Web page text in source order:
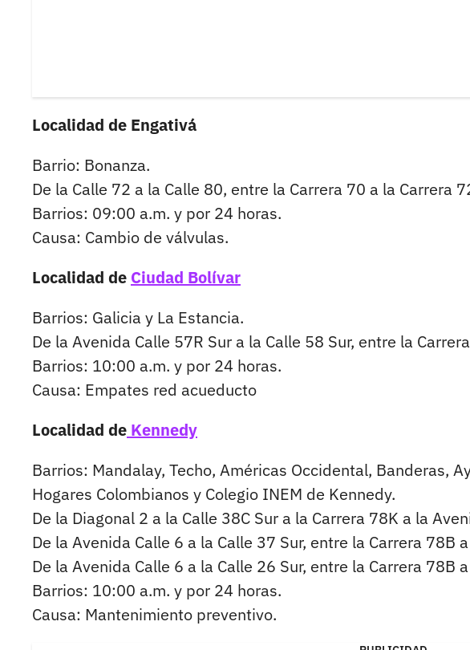
Localidad de Engativá
Barrio: Bonanza.
De la Calle 72 a la Calle 80, entre la Carrera 70 a la Carrera
Barrios: 09:00 a.m. y por 24 horas.
Causa: Cambio de válvulas.
Localidad de Ciudad Bolívar
Barrios: Galicia y La Estancia.
De la Avenida Calle 57R Sur a la Calle 58 Sur, entre la
Barrios: 10:00 a.m. y por 24 horas.
Causa: Empates red acueducto
Localidad de Kennedy
Barrios: Mandalay, Techo, Américas Occidental, Banderas,
Hogares Colombianos y Colegio INEM de Kennedy.
De la Diagonal 2 a la Calle 38C Sur a la Carrera 78K a la
De la Avenida Calle 6 a la Calle 37 Sur, entre la Carrera 78B
De la Avenida Calle 6 a la Calle 26 Sur, entre la Carrera 78B
Barrios: 10:00 a.m. y por 24 horas.
Causa: Mantenimiento preventivo.